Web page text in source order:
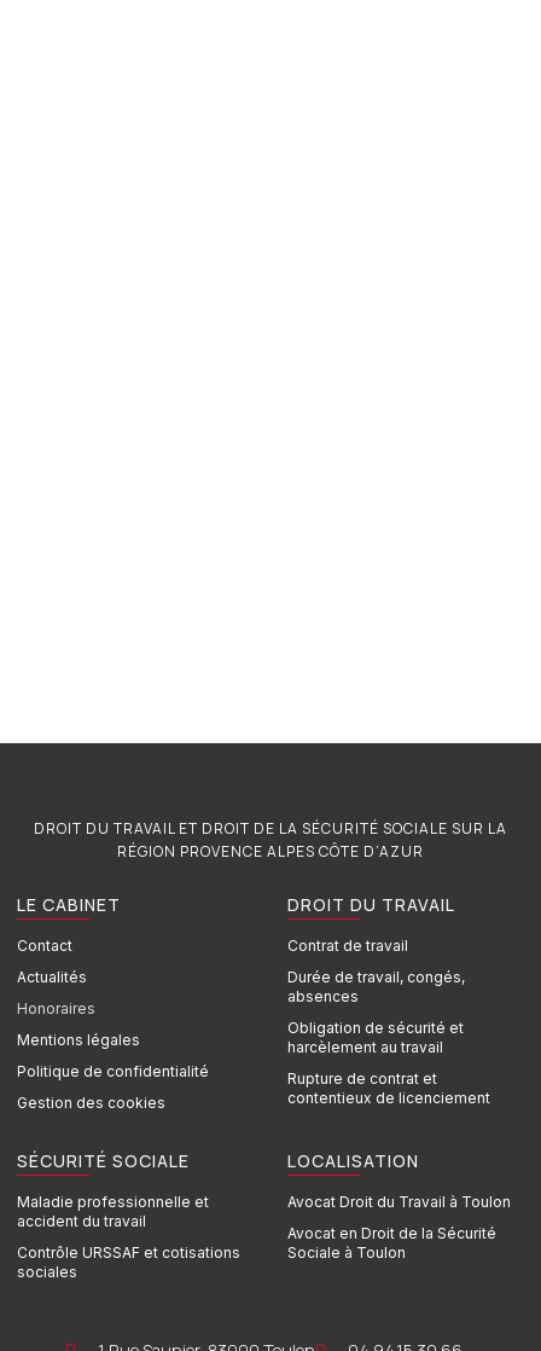
DROIT DU TRAVAIL ET DROIT DE LA SÉCURITÉ SOCIALE SUR LA
RÉGION PROVENCE ALPES CÔTE D’AZUR
LE CABINET
Contact
Actualités
Honoraires
Mentions légales
Politique de confidentialité
Gestion des cookies
DROIT DU TRAVAIL
Contrat de travail
Durée de travail, congés,
absences
Obligation de sécurité et
harcèlement au travail
Rupture de contrat et
contentieux de licenciement
SÉCURITÉ SOCIALE
Maladie professionnelle et
accident du travail
Contrôle URSSAF et cotisations
sociales
LOCALISATION
Avocat Droit du Travail à Toulon
Avocat en Droit de la Sécurité
Sociale à Toulon